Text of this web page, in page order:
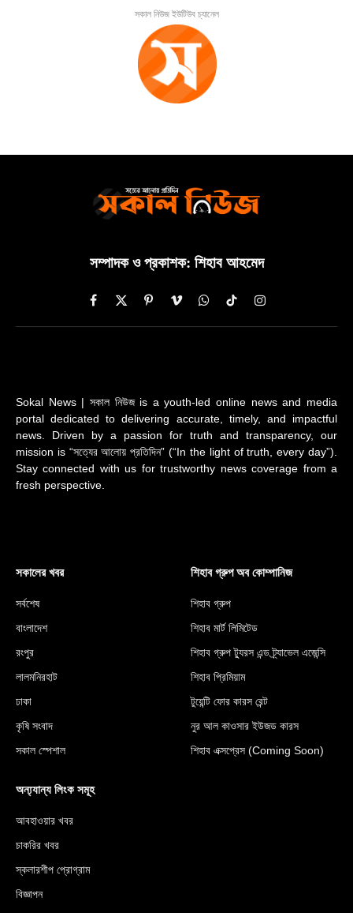
সকাল নিউজ ইউটিউব চ্যানেল
সম্পাদক ও প্রকাশক: শিহাব আহমেদ
Facebook
X
(Twitter)
PinterestVimeoWhatsAppTikTokInstagram
Sokal News | সকাল নিউজ is a youth-led online news and media
portal dedicated to delivering accurate, timely, and impactful
news. Driven by a passion for truth and transparency, our
mission is “সত্যের আলোয় প্রতিদিন” (“In the light of truth, every day”).
Stay connected with us for trustworthy news coverage from a
fresh perspective.
সকালের খবর
সর্বশেষ
বাংলাদেশ
রংপুর
লালমনিরহাট
ঢাকা
কৃষি সংবাদ
সকাল স্পেশাল
শিহাব গ্রুপ অব কোম্পানিজ
শিহাব গ্রুপ
শিহাব মার্ট লিমিটেড
শিহাব গ্রুপ ট্যুরস এন্ড ট্র্যাভেল এজেন্সি
শিহাব প্রিমিয়াম
টুয়েন্টি ফোর কারস রেন্ট
নুর আল কাওসার ইউজড কারস
শিহাব এক্সপ্রেস (Coming Soon)
অন্য্যান্য লিংক সমূহ
আবহাওয়ার খবর
চাকরির খবর
স্কলারশীপ প্রোগ্রাম
বিজ্ঞাপন